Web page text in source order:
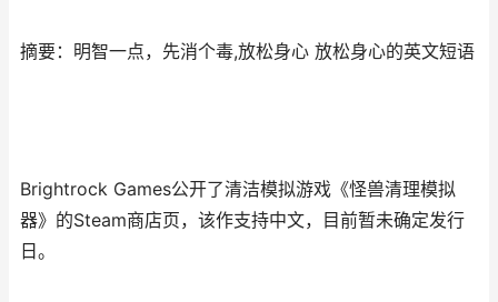
摘要：明智一点，先消个毒,放松身心 放松身心的英文短语
Brightrock Games公开了清洁模拟游戏《怪兽清理模拟
器》的Steam商店页，该作支持中文，目前暂未确定发行
日。